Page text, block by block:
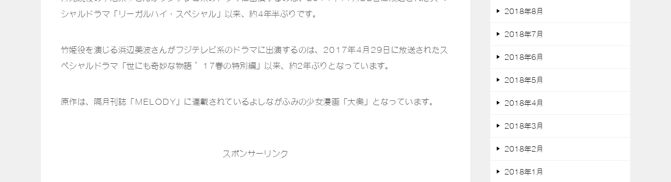
シャルドラマ「リーガルハイ・スペシャル」以来、約4年半ぶりです。
竹姫役を演じる浜辺美波さんがフジテレビ系のドラマに出演するのは、2017年4月29日に放送されたス
ペシャルドラマ「世にも奇妙な物語 ’17春の特別編」以来、約2年ぶりとなっています。
原作は、隔月刊誌「MELODY」に連載されているよしながふみの少女漫画「大奥」となっています。
スポンサーリンク
2018年8月
2018年7月
2018年6月
2018年5月
2018年4月
2018年3月
2018年2月
2018年1月